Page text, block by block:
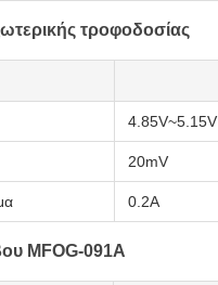
τροφοδοσίας
4.85V~5.15V
20mV
0.2Α
MFOG-091A